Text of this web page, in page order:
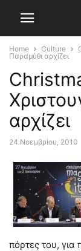
Home Culture
Παραμύθι αρχίζει
αρχίζει
24 Νοεμβρίου, 2010
πόρτες του, για